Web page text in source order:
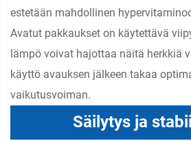
estetään mahdollinen
Avatut pakkaukset on käytettävä
lämpö voivat hajottaa näitä herkkiä
käyttö avauksen jälkeen takaa
vaikutusvoiman.
Säilytys ja